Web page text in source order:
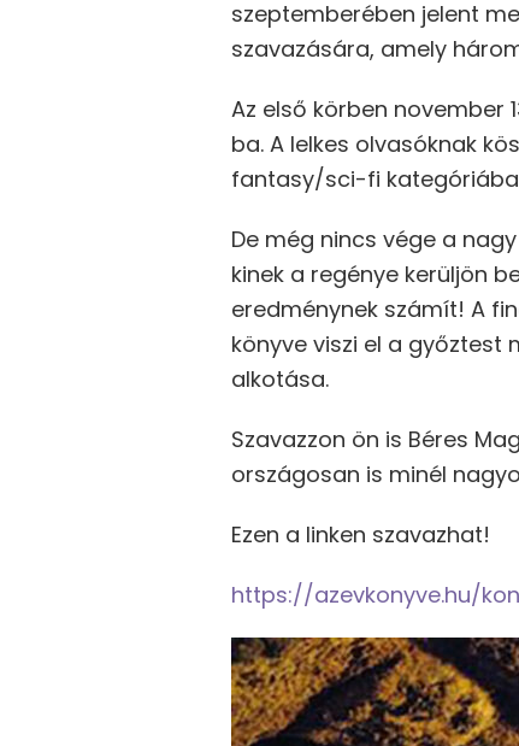
szeptemberében jelent
szavazására, amely
Az első körben november
ba. A lelkes olvasóknak
fantasy/sci-fi
De még nincs vége a
kinek a regénye kerüljön
eredménynek számít! A
könyve viszi el a győztest
alkotása.
Szavazzon ön is Béres
országosan is minél
Ezen a linken szavazhat!
https://azevkonyve.hu/